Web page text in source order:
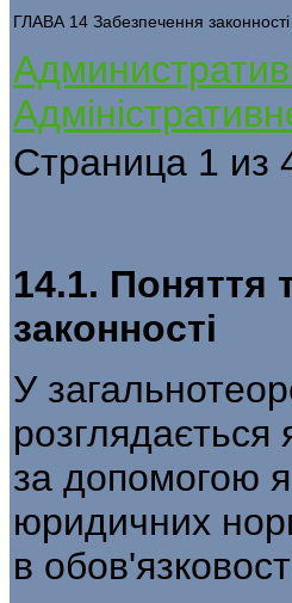
ГЛАВА 14 Забезпечення
Страница 1 из
14.1. Поняття
законності
У
за допомогою
юридичних норм
в